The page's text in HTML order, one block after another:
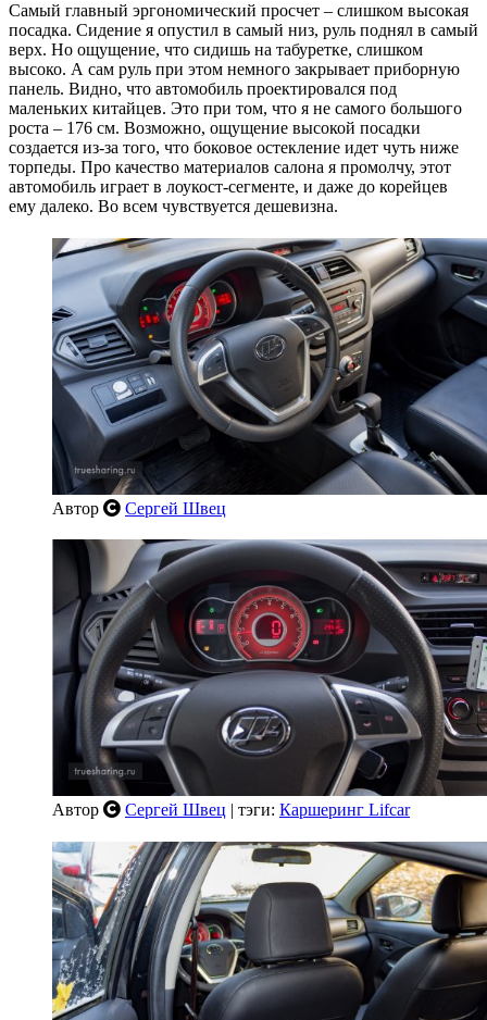
Самый главный эргономический просчет – слишком высокая
посадка. Сидение я опустил в самый низ, руль поднял в самый
верх. Но ощущение, что сидишь на табуретке, слишком
высоко. А сам руль при этом немного закрывает приборную
панель. Видно, что автомобиль проектировался под
маленьких китайцев. Это при том, что я не самого большого
роста – 176 см. Возможно, ощущение высокой посадки
создается из-за того, что боковое остекление идет чуть ниже
торпеды. Про качество материалов салона я промолчу, этот
автомобиль играет в лоукост-сегменте, и даже до корейцев
ему далеко. Во всем чувствуется дешевизна.
Автор Сергей Швец
Автор Сергей Швец | тэги: Каршеринг Lifcar